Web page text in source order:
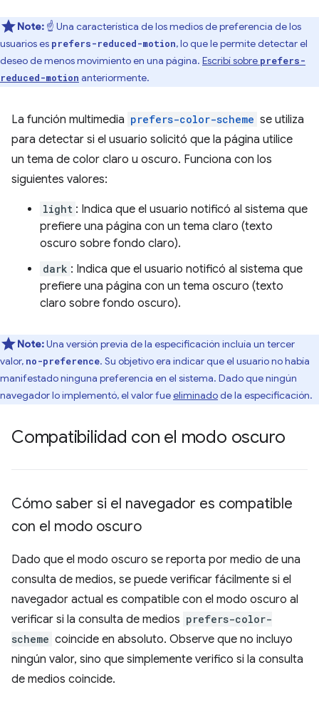
Note: ☝️ Una característica de los medios de preferencia de los
usuarios es prefers-reduced-motion, lo que le permite detectar el
deseo de menos movimiento en una página. Escribí sobre prefers-
reduced-motion anteriormente.
La función multimedia prefers-color-scheme se utiliza
para detectar si el usuario solicitó que la página utilice
un tema de color claro u oscuro. Funciona con los
siguientes valores:
light : Indica que el usuario notificó al sistema que
prefiere una página con un tema claro (texto
oscuro sobre fondo claro).
dark : Indica que el usuario notificó al sistema que
prefiere una página con un tema oscuro (texto
claro sobre fondo oscuro).
Note:Una versión previa de la especificación incluía un tercer
valor, no-preference. Su objetivo era indicar que el usuario no había
manifestado ninguna preferencia en el sistema. Dado que ningún
navegador lo implementó, el valor fueeliminadode la especificación.
Compatibilidad con el modo oscuro
Cómo saber si el navegador es compatible
con el modo oscuro
Dado que el modo oscuro se reporta por medio de una
consulta de medios, se puede verificar fácilmente si el
navegador actual es compatible con el modo oscuro al
verificar si la consulta de medios prefers-color-
scheme coincide en absoluto. Observe que no incluyo
ningún valor, sino que simplemente verifico si la consulta
de medios coincide.